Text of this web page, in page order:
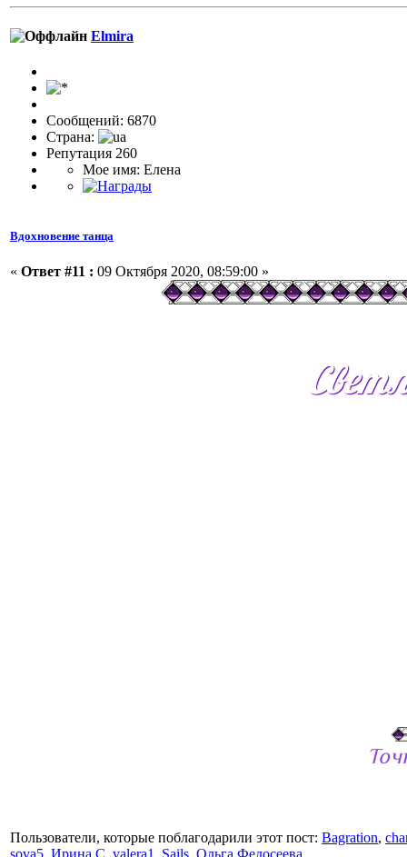
Elmira
Сообщений: 6870
Страна:
Репутация 260
Мое имя: Елена
Вдохновение танца
« Ответ #11 : 09 Октября 2020, 08:59:00 »
Пользователи, которые поблагодарили этот пост: Bagration,